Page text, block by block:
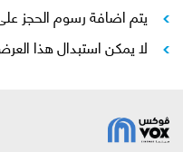
يتم اضافة رسوم الحجز
لا يمكن استبدال هذا